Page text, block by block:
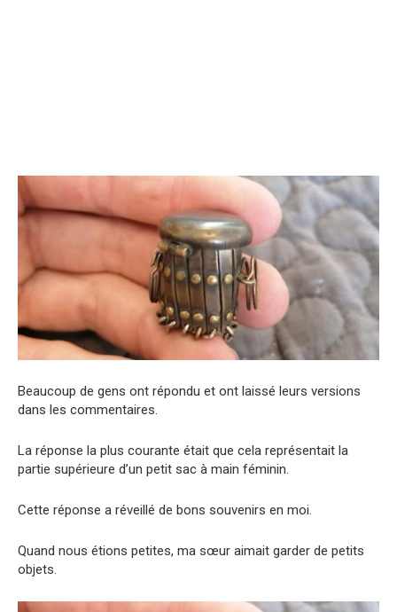
Beaucoup de gens ont répondu et ont laissé leurs versions
dans les commentaires.
La réponse la plus courante était que cela représentait la
partie supérieure d’un petit sac à main féminin.
Cette réponse a réveillé de bons souvenirs en moi.
Quand nous étions petites, ma sœur aimait garder de petits
objets.